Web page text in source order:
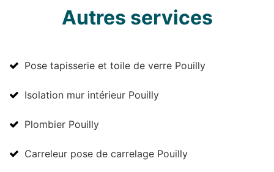
Autres services
Pose tapisserie et toile de verre Pouilly
Isolation mur intérieur Pouilly
Plombier Pouilly
Carreleur pose de carrelage Pouilly